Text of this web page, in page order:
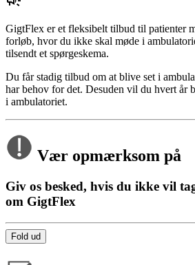
GigtFlex er et fleksibelt tilbud til patienter
forløb, hvor du ikke skal møde i
tilsendt et spørgeskema.
Du får stadig tilbud om at blive set i
har behov for det. Desuden vil du hvert år
i ambulatoriet.
Vær opmærksom på
Giv os besked, hvis du ikke vil
om GigtFlex
Fold ud